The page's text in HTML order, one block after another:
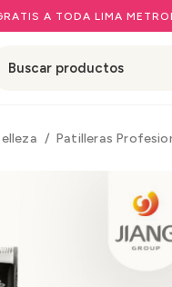
A TODA LIMA
Patilleras